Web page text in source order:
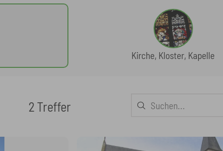
Kirche, Kloster, Kapelle
2 Treffer